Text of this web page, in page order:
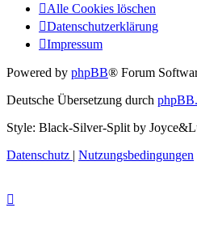
Alle Cookies löschen
Datenschutzerklärung
Impressum
Powered by phpBB® Forum
Deutsche Übersetzung durch
Style: Black-Silver-Split by
Datenschutz | Nutzungsbedingungen